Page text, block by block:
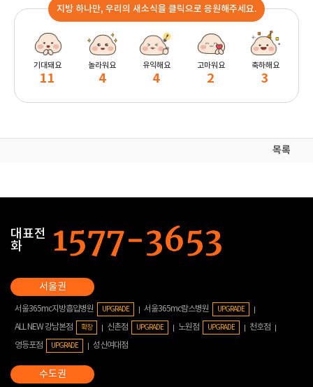
지방 하나만, 우리의 새소식을 클릭으로 응원해주세요.
기대돼요
11
놀라워요
4
유익해요
4
고마워요
2
축하해요
3
목록
대표전
화
서울365mc지방흡입병원 UPGRADE 서울365mc람스병원 UPGRADE
ALL NEW 강남본점 확장 신촌점 UPGRADE 노원점 UPGRADE
천호점
영등포점
UPGRADE 성신여대점